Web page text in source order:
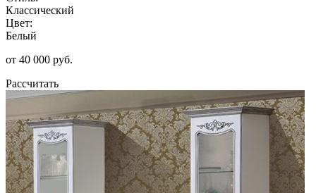
Классический
Цвет:
Белый
от 40 000 руб.
Рассчитать